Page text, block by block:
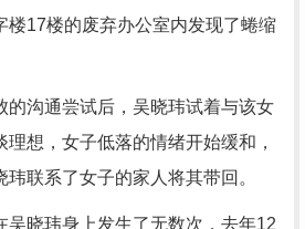
楼17楼的废弃办公室内发现了蜷缩
沟通尝试后，吴晓玮试着与该女
想，女子低落的情绪开始缓和，
联系了女子的家人将其带回。
晓玮身上发生了无数次，去年12